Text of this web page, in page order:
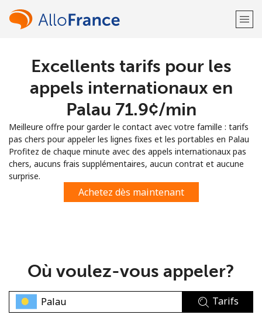
Bienvenue!
Vous avez déjà un compte?
S'enregistrer avec
ou
Excellents tarifs pour les
appels internationaux en
Palau ⁦71.9¢⁩/min
Meilleure offre pour garder le contact avec votre famille : tarifs
pas chers pour appeler les lignes fixes et les portables en Palau
Profitez de chaque minute avec des appels internationaux pas
chers, aucuns frais supplémentaires, aucun contrat et aucune
surprise.
Achetez dès maintenant
Où voulez-vous appeler?
Tarifs